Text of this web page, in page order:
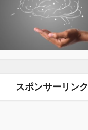
スポンサーリンク